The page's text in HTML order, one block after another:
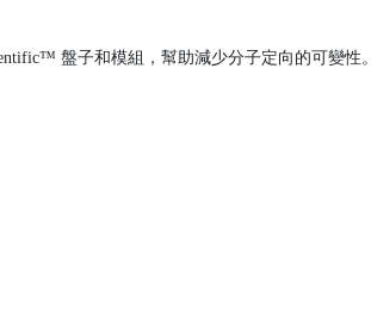
盤子和模組，幫助減少分子定向的可變性。